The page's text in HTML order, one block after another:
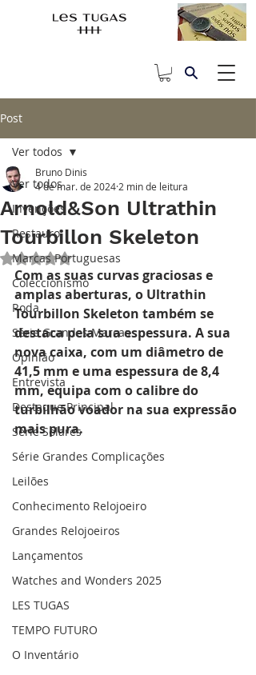
Post
Ver todos
Invenções
Restauro
Marcas Portuguesas
Coleccionismo
Roda
Série Grandes Marcas
Opinião
Entrevista
Destaque Principal
Série Solares
Série Grandes Complicações
Leilões
Conhecimento Relojoeiro
Grandes Relojoeiros
Lançamentos
Watches and Wonders 2025
LES TUGAS
TEMPO FUTURO
O Inventário
Ver todos
Arnold&Son Ultrathin
Tourbillon Skeleton
Bruno Dinis
4 de mar. de 2024 2 min de leitura
Avaliado com NaN de 5 estrelas.
Com as suas curvas graciosas e
amplas aberturas, o Ultrathin
Tourbillon Skeleton também se
destaca pela sua espessura. A sua
nova caixa, com um diâmetro de
41,5 mm e uma espessura de 8,4
mm, equipa com o calibre do
turbilhão voador na sua expressão
mais pura.